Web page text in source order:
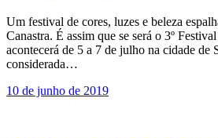
Um festival de cores, luzes e beleza
Canastra. É assim que se será o 3º
acontecerá de 5 a 7 de julho na cidade de
considerada…
10 de junho de 2019